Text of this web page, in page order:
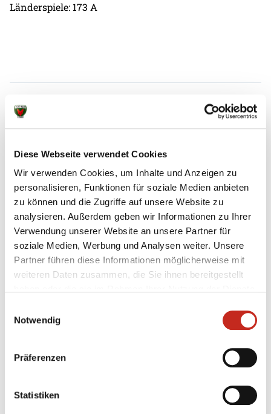
Diese Webseite verwendet Cookies
Wir verwenden Cookies, um Inhalte und Anzeigen zu
personalisieren, Funktionen für soziale Medien anbieten
zu können und die Zugriffe auf unsere Website zu
analysieren. Außerdem geben wir Informationen zu Ihrer
Verwendung unserer Website an unsere Partner für
soziale Medien, Werbung und Analysen weiter. Unsere
Partner führen diese Informationen möglicherweise mit
weiteren Daten zusammen, die Sie ihnen bereitgestellt
Notwendig
Präferenzen
Statistiken
Länderspiele: 173 A
Weitere News
07.08.2026 | Information | pst
Testspiel mit Champions-League-
Feeling
Zum zweiten Mal in dieser Woche haben die Füchse
Berlin gegen Aalborg Håndbold getestet, das
ebenfalls wieder in der Königsklasse vertreten ist.
Beim amtierenden Dänischen Meister konnte der
erneut keinen Sieg einfahren, jedoch wertvolle
Minuten in ...
05.08.2026